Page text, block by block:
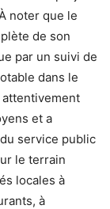
noter que le
de son
par un suivi de
dans le
et a
service public
le terrain
locales à
à